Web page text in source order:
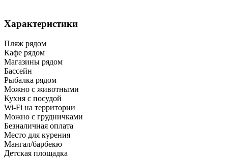
Характеристики
Пляж рядом
Кафе рядом
Магазины рядом
Бассейн
Рыбалка рядом
Можно с животными
Кухня с посудой
Wi-Fi на территории
Можно с грудничками
Безналичная оплата
Место для курения
Мангал/барбекю
Детская площадка